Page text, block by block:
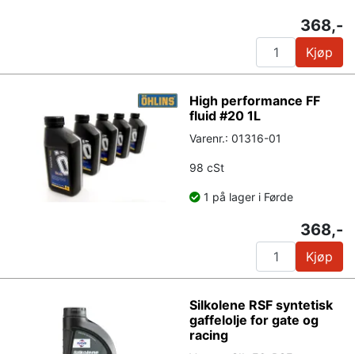
368,-
Kjøp
High performance FF
fluid #20 1L
Varenr.: 01316-01
98 cSt
1 på lager i Førde
368,-
Kjøp
Silkolene RSF syntetisk
gaffelolje for gate og
racing